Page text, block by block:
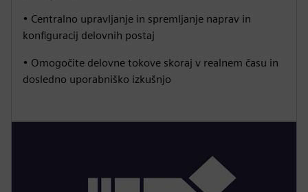
• Centralno upravljanje in spremljanje naprav in
konfiguracij delovnih postaj
• Omogočite delovne tokove skoraj v realnem času in
dosledno uporabniško izkušnjo